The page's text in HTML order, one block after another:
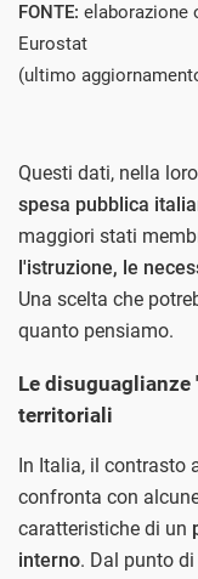
FONTE: elaborazione
Eurostat
(ultimo
Questi dati, nella
spesa pubblica
maggiori stati
l'istruzione, le
Una scelta che
quanto pensiamo.
Le disuguaglianze
territoriali
In Italia, il contrasto
confronta con
caratteristiche di un
interno. Dal punto